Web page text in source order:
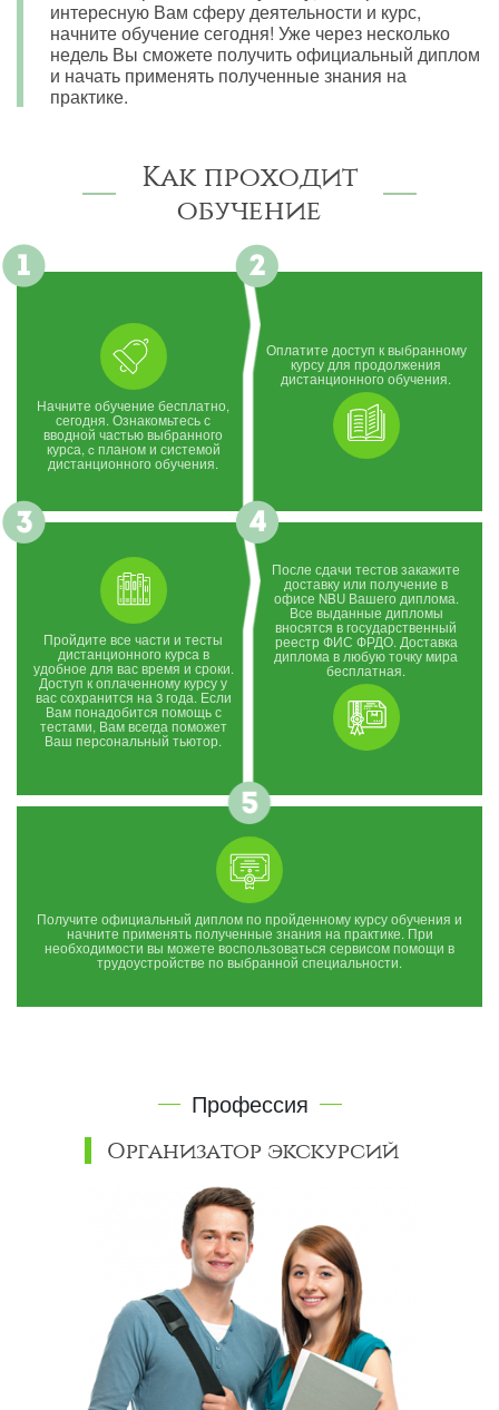
интересную Вам сферу деятельности и курс,
начните обучение сегодня! Уже через несколько
недель Вы сможете получить официальный диплом
и начать применять полученные знания на
практике.
Как проходит
обучение
Начните обучение бесплатно,
сегодня. Ознакомьтесь с
вводной частью выбранного
курса, c планом и системой
дистанционного обучения.
Оплатите доступ к выбранному
курсу для продолжения
дистанционного обучения.
Пройдите все части и тесты
дистанционного курса в
удобное для вас время и сроки.
Доступ к оплаченному курсу у
вас сохранится на 3 года. Если
Вам понадобится помощь с
тестами, Вам всегда поможет
Ваш персональный тьютор.
После сдачи тестов закажите
доставку или получение в
офисе NBU Вашего диплома.
Все выданные дипломы
вносятся в государственный
реестр ФИС ФРДО. Доставка
диплома в любую точку мира
бесплатная.
Получите официальный диплом по пройденному курсу обучения и
начните применять полученные знания на практике. При
необходимости вы можете воспользоваться сервисом помощи в
трудоустройстве по выбранной специальности.
Профессия
Организатор экскурсий